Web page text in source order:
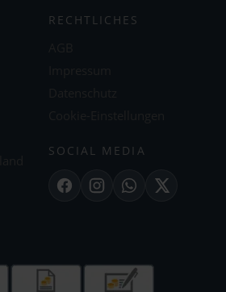
RECHTLICHES
SOCIAL MEDIA
FacebookInstagramWhatsApp
X